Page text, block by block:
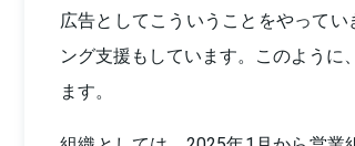
広告としてこういうことをやってい
ング支援もしています。このよう
ます。